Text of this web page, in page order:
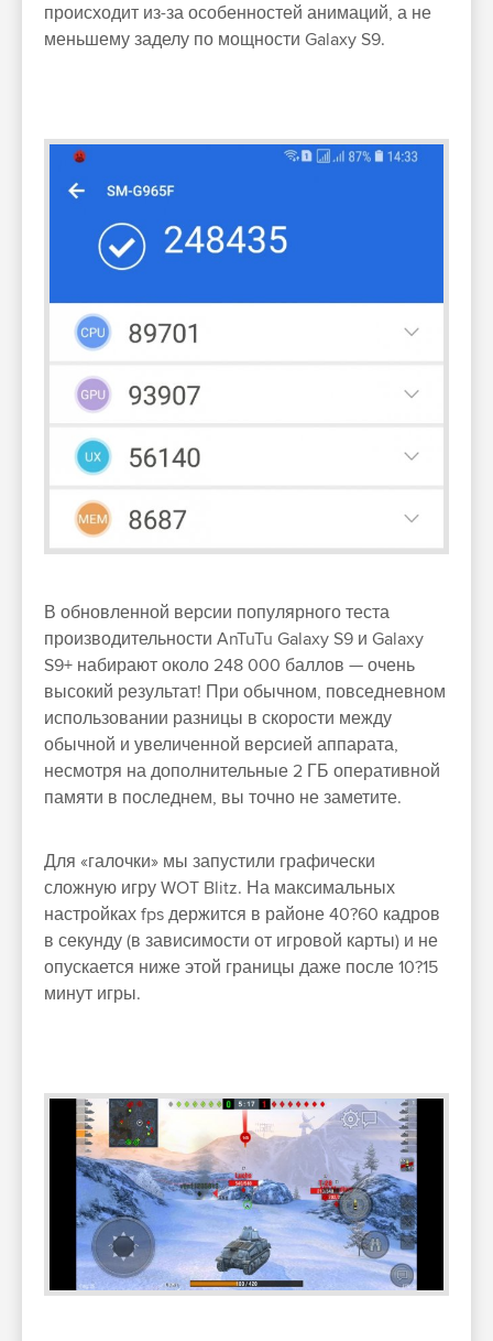
происходит из-за особенностей анимаций, а не
меньшему заделу по мощности Galaxy S9.
В обновленной версии популярного теста
производительности AnTuTu Galaxy S9 и Galaxy
S9+ набирают около 248 000 баллов — очень
высокий результат! При обычном, повседневном
использовании разницы в скорости между
обычной и увеличенной версией аппарата,
несмотря на дополнительные 2 ГБ оперативной
памяти в последнем, вы точно не заметите.
Для «галочки» мы запустили графически
сложную игру WOT Blitz. На максимальных
настройках fps держится в районе 40?60 кадров
в секунду (в зависимости от игровой карты) и не
опускается ниже этой границы даже после 10?15
минут игры.